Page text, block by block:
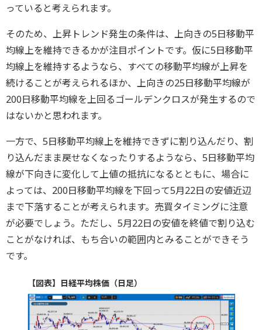
っていると考えられます。
そのため、上昇トレンド発生の条件は、上向きの5日移動平
均線上を維持できるかが注目ポイントです。仮に5日移動平
均線上を維持するようなら、すべての移動平均線が上昇を
続けることが考えられるほか、上向きの25日移動平均線が
200日移動平均線を上回るゴールデンクロスが発生するので
はないかと思われます。
一方で、5日移動平均線上を維持できずに割り込んだり、割
り込んだまま戻せなくなったりするようなら、5日移動平均
線が下向きに変化して上値の抵抗になるとともに、場合に
よっては、200日移動平均線を下回って5月22日の安値近辺
まで下落することが考えられます。売買タイミングに注意
が必要でしょう。ただし、5月22日の安値を終値で割り込む
ことがなければ、もち合いの範囲内とみることができそう
です。
【図表】日経平均株価（日足）